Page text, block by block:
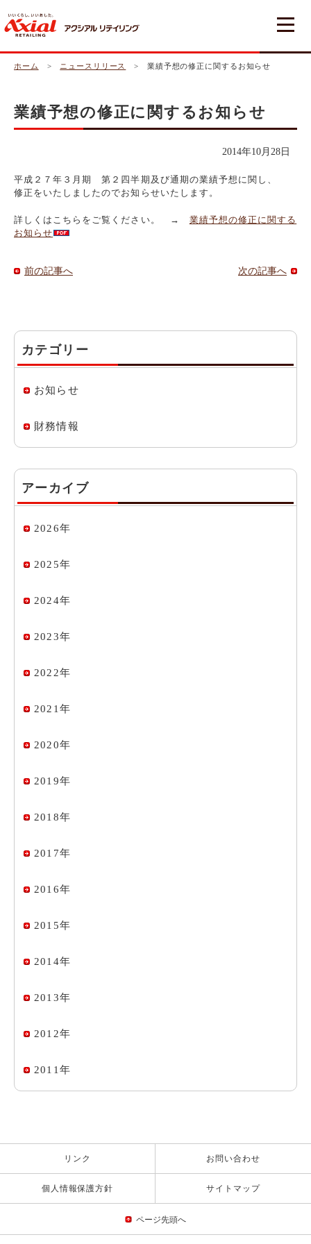
ホーム > ニュースリリース > 業績予想の修正に関するお知らせ
業績予想の修正に関するお知らせ
2014年10月28日
平成２７年３月期 第２四半期及び通期の業績予想に関し、
修正をいたしましたのでお知らせいたします。
詳しくはこちらをご覧ください。 → 業績予想の修正に関する
お知らせ
前の記事へ 次の記事へ
カテゴリー
お知らせ
財務情報
アーカイブ
2026年
2025年
2024年
2023年
2022年
2021年
2020年
2019年
2018年
2017年
2016年
2015年
2014年
2013年
2012年
2011年
リンク お問い合わせ
個人情報保護方針 サイトマップ
ページ先頭へ